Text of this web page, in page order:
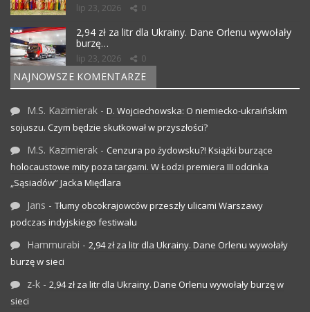
lip 23, 2026 0
2,94 zł za litr dla Ukrainy. Dane Orlenu wywołały
burzę…
lip 23, 2026 0
NAJNOWSZE KOMENTARZE
M.S. Kazimierak - D. Wojciechowska: O niemiecko-ukraińskim
sojuszu. Czym będzie skutkował w przyszłości?
M.S. Kazimierak - Cenzura po żydowsku?! Książki burzące
holocaustowe mity poza targami. W Łodzi premiera III odcinka
„Sąsiadów” Jacka Międlara
Jans - Tłumy obcokrajowców przeszły ulicami Warszawy
podczas indyjskiego festiwalu
Hammurabi - 2,94 zł za litr dla Ukrainy. Dane Orlenu wywołały
burzę w sieci
z-k - 2,94 zł za litr dla Ukrainy. Dane Orlenu wywołały burzę w
sieci